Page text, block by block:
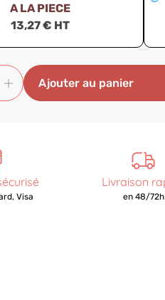
A LA PIECE
13,27 € HT
Ajouter au panier
Visa
Livraison
en 48/72h